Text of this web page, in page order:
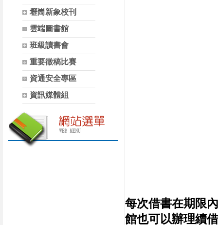
壢崗新象校刊
雲端圖書館
班級讀書會
重要徵稿比賽
資通安全專區
資訊媒體組
每次借書在期限
館也可以辦理續